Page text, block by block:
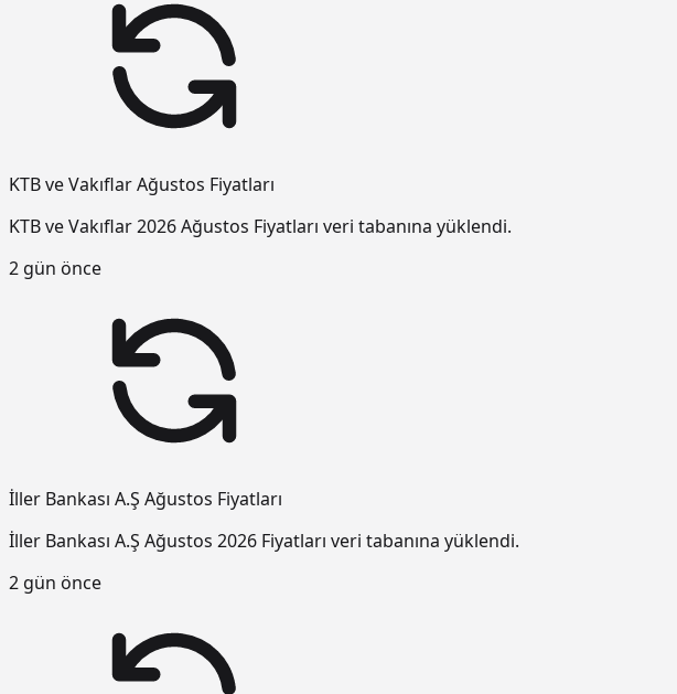
KTB ve Vakıflar Ağustos Fiyatları
KTB ve Vakıflar 2026 Ağustos Fiyatları veri tabanına yüklendi.
2 gün önce
İller Bankası A.Ş Ağustos Fiyatları
İller Bankası A.Ş Ağustos 2026 Fiyatları veri tabanına yüklendi.
2 gün önce